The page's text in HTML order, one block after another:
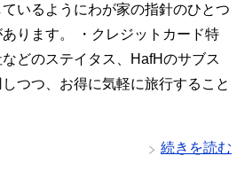
いるようにわが家の指針のひとつ
ります。 ・クレジットカード特
どのステイタス、HafHのサブス
つつ、お得に気軽に旅行すること
続きを読む